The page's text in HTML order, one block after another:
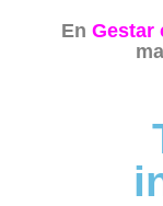
En Gestar